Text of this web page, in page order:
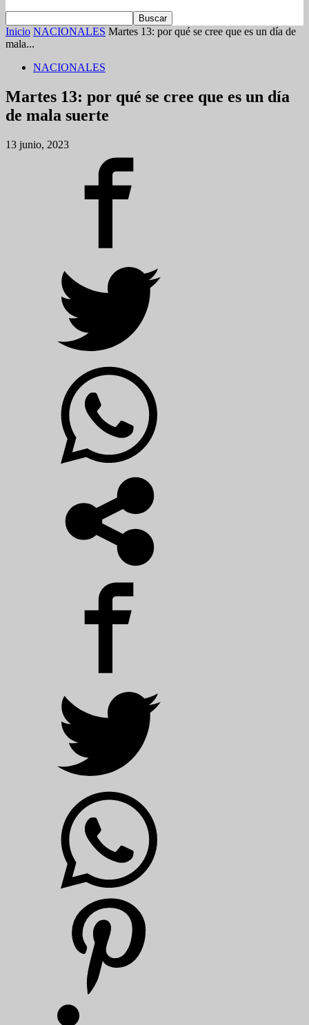
Inicio NACIONALES Martes 13: por qué se cree que es un día de
mala...
NACIONALES
Martes 13: por qué se cree que es un día
de mala suerte
13 junio, 2023